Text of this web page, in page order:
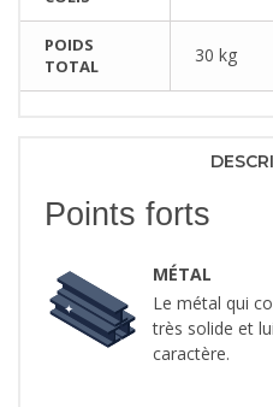
POIDS
TOTAL
30 kg
Points forts
MÉTAL
Le métal qui
très solide et
caractère.